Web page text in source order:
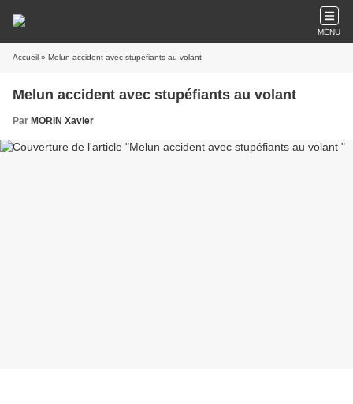
MENU
Accueil » Melun accident avec stupéfiants au volant
Melun accident avec stupéfiants au volant
Par MORIN Xavier